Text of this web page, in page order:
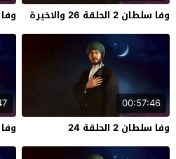
وفا سلطان 2 الحلقة 26 والاخيرة
وفا
00:57:46
وفا سلطان 2 الحلقة 24
وفا